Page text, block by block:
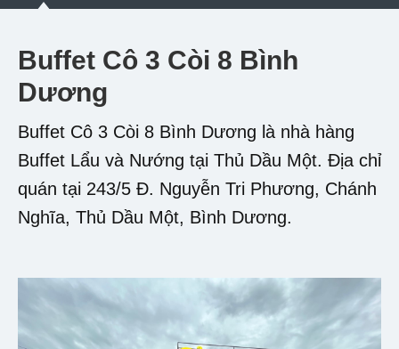
Buffet Cô 3 Còi 8 Bình
Dương
Buffet Cô 3 Còi 8 Bình Dương là nhà hàng
Buffet Lẩu và Nướng tại Thủ Dầu Một. Địa chỉ
quán tại 243/5 Đ. Nguyễn Tri Phương, Chánh
Nghĩa, Thủ Dầu Một, Bình Dương.